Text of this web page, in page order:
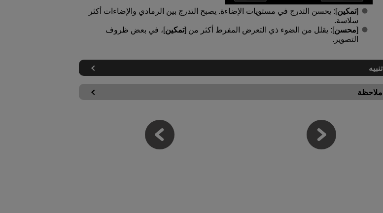
[تمكين]: يحسن التدرج في مستويات الإضاءة. يصبح التدرج بين الرمادي والإضاءات أكثر
سلاسة.
[محسن]: يقلل من الضوء ذي التعرض المفرط أكثر من [تمكين]، في بعض ظروف
التصوير.
تنبيه
ملاحظة